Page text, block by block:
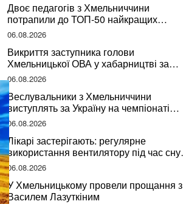
Двоє педагогів з Хмельниччини
потрапили до ТОП-50 найкращих
учителів України
06.08.2026
Викриття заступника голови
Хмельницької ОВА у хабарництві за
підписання контрактів на ремонт доріг
06.08.2026
Веслувальники з Хмельниччини
виступлять за Україну на чемпіонаті
світу
06.08.2026
Лікарі застерігають: регулярне
використання вентилятору під час сну
може негативно вплинути на ваше
здоров’я
06.08.2026
У Хмельницькому провели прощання з
Василем Лазуткіним